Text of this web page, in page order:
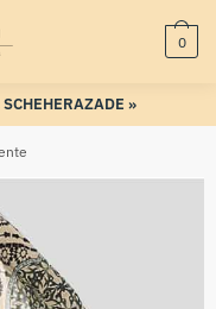
0
»